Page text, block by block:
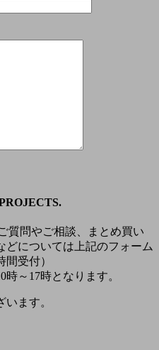
質問やご相談、まとめ買い
どについては上記のフォーム
受付）
～17時となります。
ます。